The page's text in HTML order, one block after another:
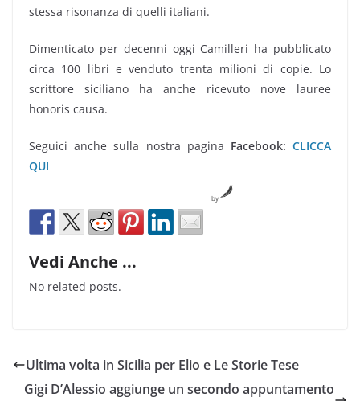
stessa risonanza di quelli italiani.
Dimenticato per decenni oggi Camilleri ha pubblicato
circa 100 libri e venduto trenta milioni di copie. Lo
scrittore siciliano ha anche ricevuto nove lauree
honoris causa.
Seguici anche sulla nostra pagina Facebook:CLICCA
QUI
by
Vedi Anche ...
No related posts.
Ultima volta in Sicilia per Elio e Le Storie Tese
Gigi D’Alessio aggiunge un secondo appuntamento